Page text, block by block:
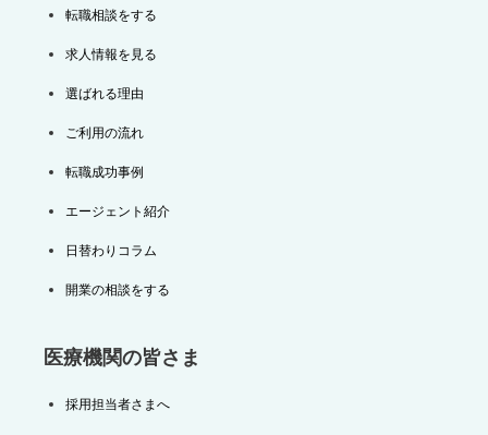
転職相談をする
求人情報を見る
選ばれる理由
ご利用の流れ
転職成功事例
エージェント紹介
日替わりコラム
開業の相談をする
医療機関の皆さま
採用担当者さまへ